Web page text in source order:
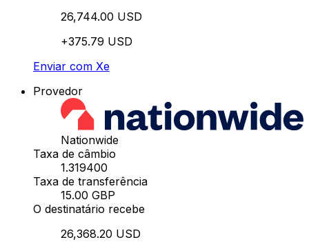
26,744.00 USD
+375.79 USD
Enviar com Xe
Provedor
Nationwide
Taxa de câmbio
1.319400
Taxa de transferência
15.00 GBP
O destinatário recebe
26,368.20 USD